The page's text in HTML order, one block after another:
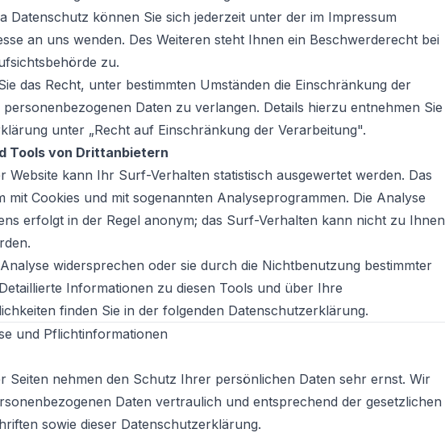
Datenschutz können Sie sich jederzeit unter der im Impressum
an uns wenden. Des Weiteren steht Ihnen ein Beschwerderecht bei
zu.
das Recht, unter bestimmten Umständen die Einschränkung der
Daten zu verlangen. Details hierzu entnehmen Sie
unter „Recht auf Einschränkung der Verarbeitung".
Tools von Drittanbietern
Website kann Ihr Surf-Verhalten statistisch ausgewertet werden. Das
mit Cookies und mit sogenannten Analyseprogrammen. Die Analyse
erfolgt in der Regel anonym; das Surf-Verhalten kann nicht zu Ihnen
widersprechen oder sie durch die Nichtbenutzung bestimmter
Informationen zu diesen Tools und über Ihre
finden Sie in der folgenden Datenschutzerklärung.
und Pflichtinformationen
Seiten nehmen den Schutz Ihrer persönlichen Daten sehr ernst. Wir
Daten vertraulich und entsprechend der gesetzlichen
sowie dieser Datenschutzerklärung.